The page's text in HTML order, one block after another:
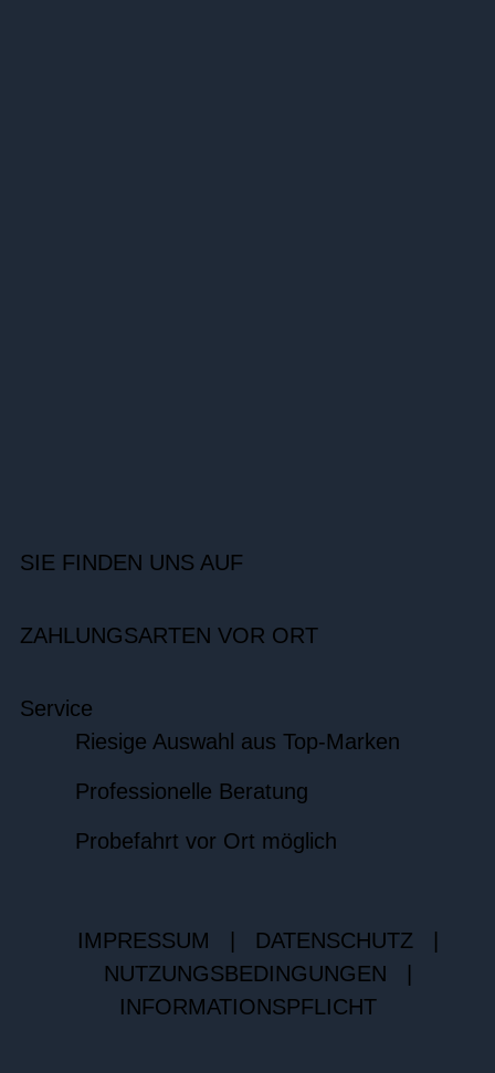
SIE FINDEN UNS AUF
ZAHLUNGSARTEN VOR ORT
Service
Riesige Auswahl aus Top-Marken
Professionelle Beratung
Probefahrt vor Ort möglich
IMPRESSUM DATENSCHUTZ
NUTZUNGSBEDINGUNGEN
INFORMATIONSPFLICHT